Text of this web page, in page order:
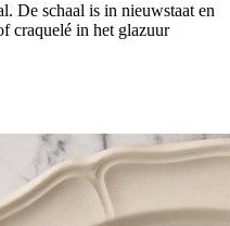
De schaal is in nieuwstaat en
craquelé in het glazuur